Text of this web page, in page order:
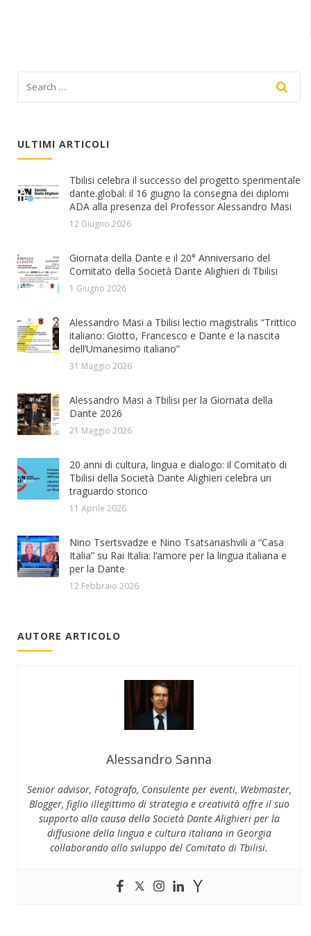
ULTIMI ARTICOLI
Tbilisi celebra il successo del progetto sperimentale
dante.global: il 16 giugno la consegna dei diplomi
ADA alla presenza del Professor Alessandro Masi
12 Giugno 2026
Giornata della Dante e il 20° Anniversario del
Comitato della Società Dante Alighieri di Tbilisi
1 Giugno 2026
Alessandro Masi a Tbilisi lectio magistralis “Trittico
italiano: Giotto, Francesco e Dante e la nascita
dell’Umanesimo italiano”
31 Maggio 2026
Alessandro Masi a Tbilisi per la Giornata della
Dante 2026
21 Maggio 2026
20 anni di cultura, lingua e dialogo: il Comitato di
Tbilisi della Società Dante Alighieri celebra un
traguardo storico
11 Aprile 2026
Nino Tsertsvadze e Nino Tsatsanashvili a “Casa
Italia” su Rai Italia: l’amore per la lingua italiana e
per la Dante
12 Febbraio 2026
AUTORE ARTICOLO
Alessandro Sanna
Senior advisor, Fotografo, Consulente per eventi, Webmaster,
Blogger, figlio illegittimo di strategia e creatività offre il suo
supporto alla causa della Società Dante Alighieri per la
diffusione della lingua e cultura italiana in Georgia
collaborando allo sviluppo del Comitato di Tbilisi.